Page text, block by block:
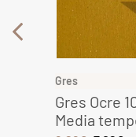
Gres
Gres Ocre
Media